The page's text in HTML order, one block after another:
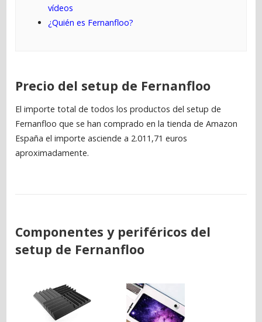
vídeos
¿Quién es Fernanfloo?
Precio del setup de Fernanfloo
El importe total de todos los productos del setup de
Fernanfloo que se han comprado en la tienda de Amazon
España el importe asciende a 2.011,71 euros
aproximadamente.
Componentes y periféricos del
setup de Fernanfloo